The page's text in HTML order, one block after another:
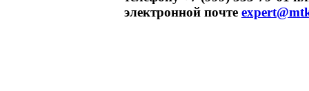
электронной почте